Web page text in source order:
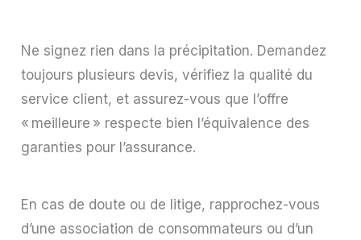
Ne signez rien dans la précipitation. Demandez
toujours plusieurs devis, vérifiez la qualité du
service client, et assurez-vous que l’offre
« meilleure » respecte bien l’équivalence des
garanties pour l’assurance.
En cas de doute ou de litige, rapprochez-vous
d’une association de consommateurs ou d’un